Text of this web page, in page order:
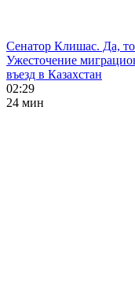
Сенатор Клишас. Да,
Ужесточение
въезд в Казахстан
02:29
24 мин